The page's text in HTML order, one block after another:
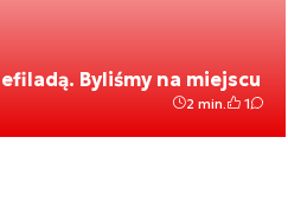
Byliśmy na miejscu
2 min. 1